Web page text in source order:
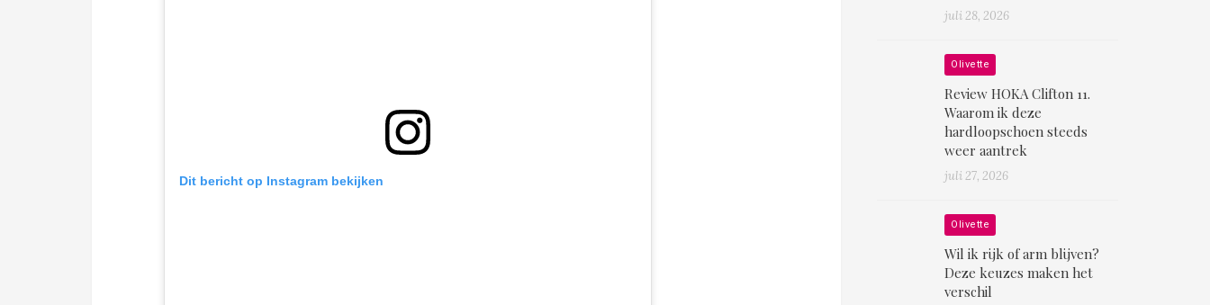
Dit bericht op Instagram bekijken
juli 28, 2026
Olivette
Review HOKA Clifton 11.
Waarom ik deze
hardloopschoen steeds
weer aantrek
juli 27, 2026
Olivette
Wil ik rijk of arm blijven?
Deze keuzes maken het
verschil